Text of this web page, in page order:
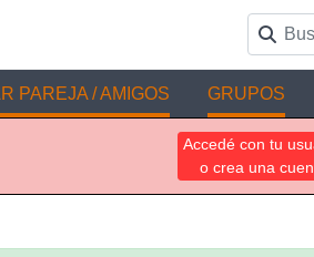
PAREJA / AMIGOS GRUPOS
Accedé con tu
o crea una